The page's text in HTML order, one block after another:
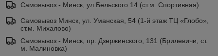
Самовывоз - Минск, ул.Бельского 14 (ст.м. Спортивная)
Самовывоз Минск, ул. Уманская, 54 (1-й этаж ТЦ «Глобо»,
ст.м. Михалово)
Самовывоз - Минск, пр. Дзержинского, 131 (Брилевичи, ст.
м. Малиновка)